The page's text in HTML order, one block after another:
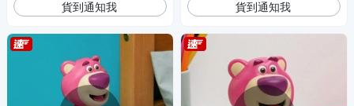
貨到通知我 貨到通知我